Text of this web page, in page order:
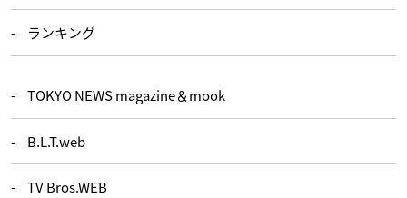
ランキング
TOKYO NEWS magazine＆mook
B.L.T.web
TV Bros.WEB